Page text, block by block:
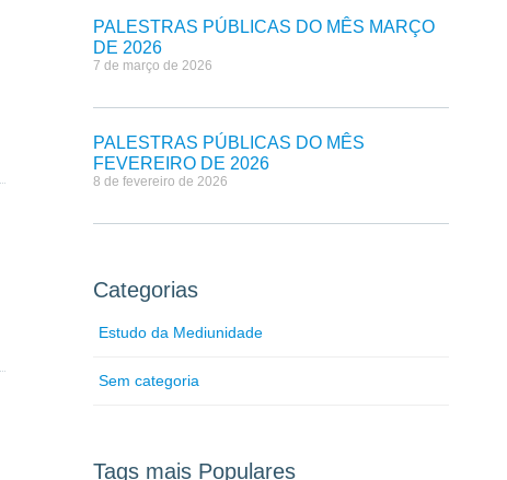
PALESTRAS PÚBLICAS DO MÊS MARÇO
DE 2026
7 de março de 2026
PALESTRAS PÚBLICAS DO MÊS
FEVEREIRO DE 2026
8 de fevereiro de 2026
Categorias
Estudo da Mediunidade
Sem categoria
Tags mais Populares